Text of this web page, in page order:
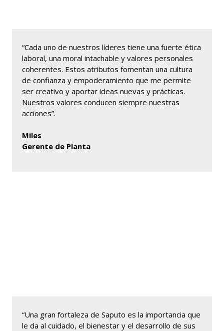
“Cada uno de nuestros líderes tiene una fuerte ética
laboral, una moral intachable y valores personales
coherentes. Estos atributos fomentan una cultura
de confianza y empoderamiento que me permite
ser creativo y aportar ideas nuevas y prácticas.
Nuestros valores conducen siempre nuestras
acciones”.
Miles
Gerente de Planta
“Una gran fortaleza de Saputo es la importancia que
le da al cuidado, el bienestar y el desarrollo de sus